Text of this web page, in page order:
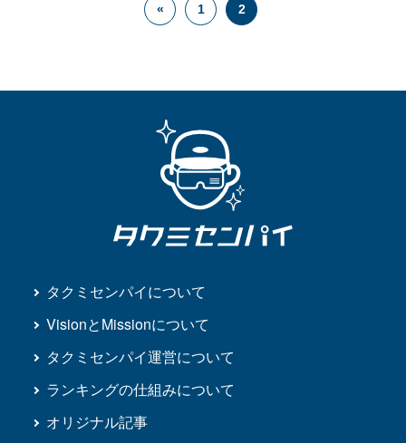
« 1 2
タクミセンパイについて
VisionとMissionについて
タクミセンパイ運営について
ランキングの仕組みについて
オリジナル記事